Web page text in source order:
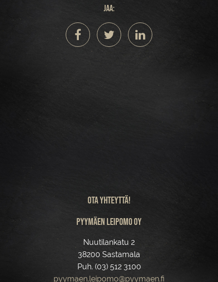
Jaa:
Ota yhteyttä!
Pyymäen leipomo Oy
Nuutilankatu 2
38200 Sastamala
Puh. (03) 512 3100
pyymaen.leipomo@pyymaen.fi